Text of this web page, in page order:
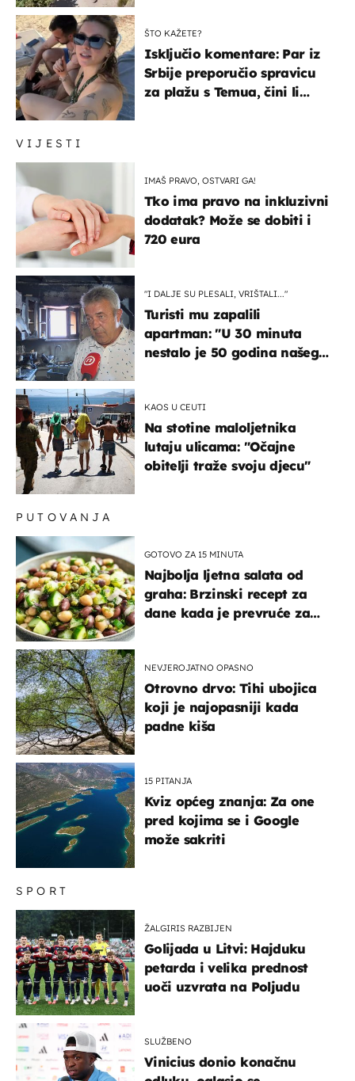
VIJESTI
IMAŠ PRAVO, OSTVARI GA!
Tko ima pravo na inkluzivni
dodatak? Može se dobiti i
720 eura
"I DALJE SU PLESALI, VRIŠTALI..."
Turisti mu zapalili
apartman: "U 30 minuta
nestalo je 50 godina našeg
KAOS U CEUTI
Na stotine maloljetnika
lutaju ulicama: "Očajne
obitelji traže svoju djecu"
ŠTO KAŽETE?
Isključio komentare: Par iz
Srbije preporučio spravicu
za plažu s Temua, čini li
SPORT
ŽALGIRIS RAZBIJEN
Golijada u Litvi: Hajduku
petarda i velika prednost
uoči uzvrata na Poljudu
SLUŽBENO
Vinicius donio konačnu
PUTOVANJA
GOTOVO ZA 15 MINUTA
Najbolja ljetna salata od
graha: Brzinski recept za
dane kada je prevruće za
NEVJEROJATNO OPASNO
Otrovno drvo: Tihi ubojica
koji je najopasniji kada
padne kiša
15 PITANJA
Kviz općeg znanja: Za one
pred kojima se i Google
može sakriti